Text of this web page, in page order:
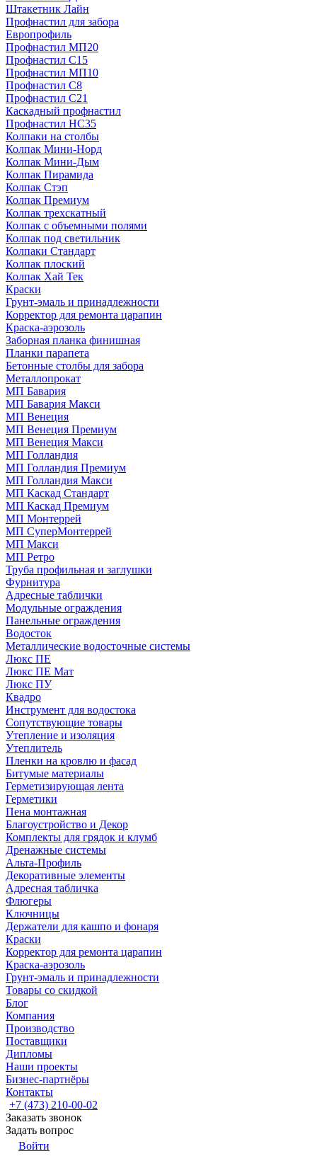
Штакетник Лайн
Профнастил для забора
Европрофиль
Профнастил МП20
Профнастил C15
Профнастил МП10
Профнастил C8
Профнастил C21
Каскадный профнастил
Профнастил НС35
Колпаки на столбы
Колпак Мини-Норд
Колпак Мини-Дым
Колпак Пирамида
Колпак Стэп
Колпак Премиум
Колпак трехскатный
Колпак с объемными полями
Колпак под светильник
Колпаки Стандарт
Колпак плоский
Колпак Хай Тек
Краски
Грунт-эмаль и принадлежности
Корректор для ремонта царапин
Краска-аэрозоль
Заборная планка финишная
Планки парапета
Бетонные столбы для забора
Металлопрокат
МП Бавария
МП Бавария Макси
МП Венеция
МП Венеция Премиум
МП Венеция Макси
МП Голландия
МП Голландия Премиум
МП Голландия Макси
МП Каскад Стандарт
МП Каскад Премиум
МП Монтеррей
МП СуперМонтеррей
МП Макси
МП Ретро
Труба профильная и заглушки
Фурнитура
Адресные таблички
Модульные ограждения
Панельные ограждения
Водосток
Металлические водосточные системы
Люкс ПЕ
Люкс ПЕ Мат
Люкс ПУ
Квадро
Инструмент для водостока
Сопутствующие товары
Утепление и изоляция
Утеплитель
Пленки на кровлю и фасад
Битумые материалы
Герметизирующая лента
Герметики
Пена монтажная
Благоустройство и Декор
Комплекты для грядок и клумб
Дренажные системы
Альта-Профиль
Декоративные элементы
Адресная табличка
Флюгеры
Ключницы
Держатели для кашпо и фонаря
Краски
Корректор для ремонта царапин
Краска-аэрозоль
Грунт-эмаль и принадлежности
Товары со скидкой
Блог
Компания
Производство
Поставщики
Дипломы
Наши проекты
Бизнес-партнёры
Контакты
+7 (473) 210-00-02
Заказать звонок
Задать вопрос
Войти